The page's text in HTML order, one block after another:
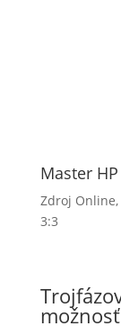
Master
Zdroj Online,
3:3